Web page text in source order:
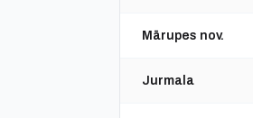
Mārupes nov.
Jurmala